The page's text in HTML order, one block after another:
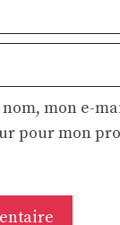
mon e-
pour mon